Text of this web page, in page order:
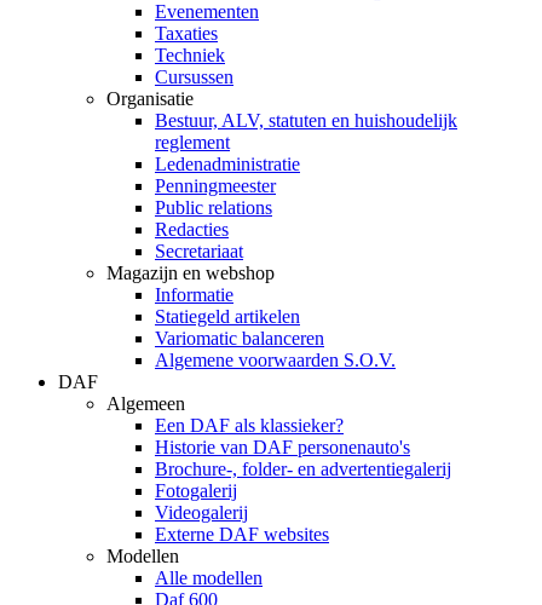
Evenementen
Taxaties
Techniek
Cursussen
Organisatie
Bestuur, ALV, statuten en huishoudelijk
reglement
Ledenadministratie
Penningmeester
Public relations
Redacties
Secretariaat
Magazijn en webshop
Informatie
Statiegeld artikelen
Variomatic balanceren
Algemene voorwaarden S.O.V.
DAF
Algemeen
Een DAF als klassieker?
Historie van DAF personenauto's
Brochure-, folder- en advertentiegalerij
Fotogalerij
Videogalerij
Externe DAF websites
Modellen
Alle modellen
Daf 600